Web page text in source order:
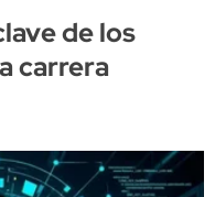
de los
carrera